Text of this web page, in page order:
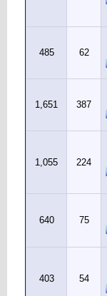
62
485
387
1,651
224
1,055
75
640
54
403